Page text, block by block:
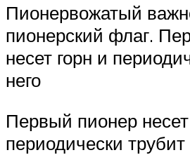
Пионервожатый
пионерский флаг.
несет горн и
него
Первый пионер несет
периодически трубит